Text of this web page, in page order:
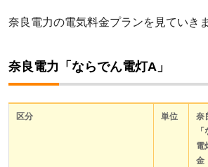
奈良電力の電気料金プランを見ていき
奈良電力「ならでん電灯A」
区分 単位
奈
電
金